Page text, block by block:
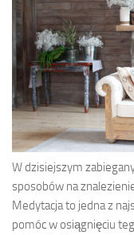
W dzisiejszym
sposobów na
Medytacja to jedna z
pomóc w osiągnięciu